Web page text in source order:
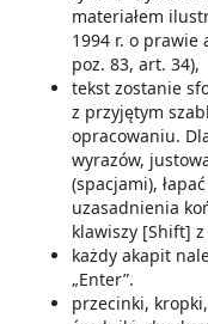
materiałem
1994 r. o prawie
poz. 83, art. 34),
tekst zostanie
z przyjętym
opracowaniu.
wyrazów,
(spacjami),
uzasadnienia
klawiszy [Shift]
każdy akapit
„Enter”.
przecinki,